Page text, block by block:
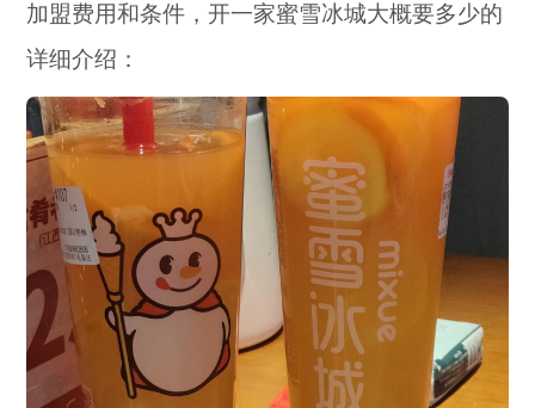
加盟费用和条件，开一家蜜雪冰城大概要多少的
详细介绍：